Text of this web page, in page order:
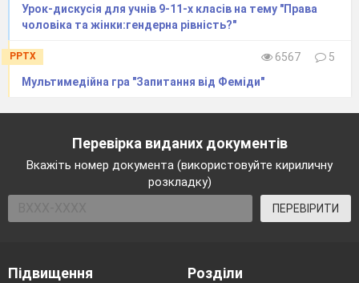
Один з вас мусить піти. Прийшов час
(Гравці пишуть ім’я.)
_________,Ви-слабка ланка. Команда
визначила вас. До побачення!
(Уход гравця).Шановне журі. Хто за
ланка 2 раунду?
Урок-дискусія для учнів 9-11-х класів на тему "Права
чоловіка та жінки:гендерна рівність?"
PPTX 6567
5
Мультимедійна гра "Запитання від Феміди"
Перевірка виданих документів
Вкажіть номер документа (використовуйте кириличну
розкладку)
ПЕРЕВІРИТИ
Підвищення
Розділи